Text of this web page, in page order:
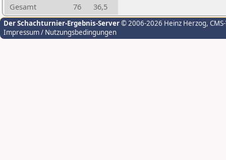
Gesamt
76 36,5
Der Schachturnier-Ergebnis-Server© 2006-2026 Heinz Herzog,
Impressum / Nutzungsbedingungen